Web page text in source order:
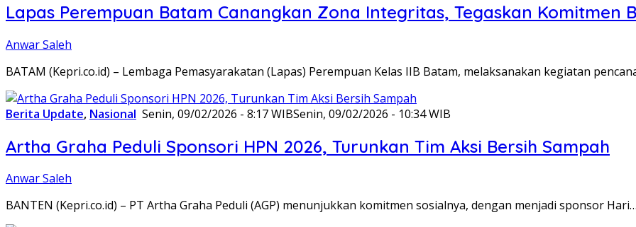
Lapas Perempuan Batam Canangkan Zona Integritas, Tegaskan Komitmen
Anwar Saleh
BATAM (Kepri.co.id) – Lembaga Pemasyarakatan (Lapas) Perempuan Kelas IIB Batam, melaksanakan kegiatan
Berita Update, Nasional Senin, 09/02/2026 - 8:17 WIBSenin, 09/02/2026 - 10:34 WIB
Artha Graha Peduli Sponsori HPN 2026, Turunkan Tim Aksi Bersih Sampah
Anwar Saleh
BANTEN (Kepri.co.id) – PT Artha Graha Peduli (AGP) menunjukkan komitmen sosialnya, dengan menjadi sponsor Hari…